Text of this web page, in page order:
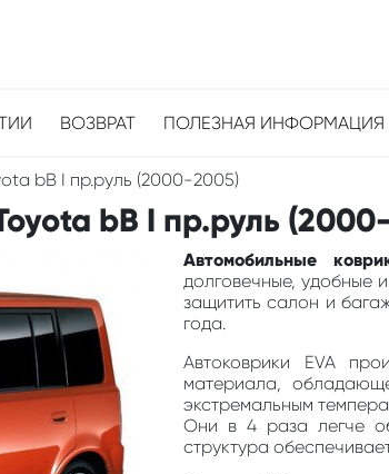
ВОЗВРАТ ПОЛЕЗНАЯ ИНФОРМАЦИЯ
bB I пр.руль (2000-2005)
bB I пр.руль
Автомобильные
долговечные, удобные
защитить салон и
года.
Автоковрики EVA
материала,
экстремальным
Они в 4 раза легче
структура